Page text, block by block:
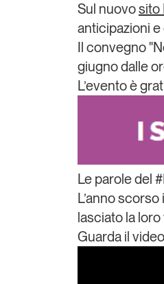
Sul nuovosito
anticipazioni
Il convegno "
giugno dalle
L’evento è
Le parole del
L’anno
lasciato la
Guarda il video